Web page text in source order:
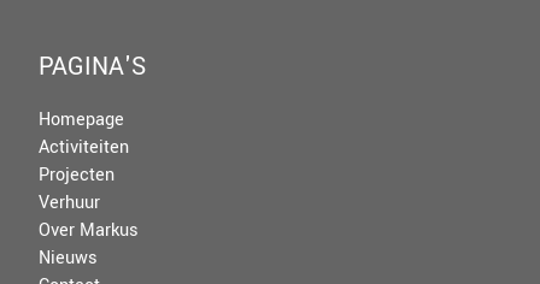
PAGINA'S
Homepage
Activiteiten
Projecten
Verhuur
Over Markus
Nieuws